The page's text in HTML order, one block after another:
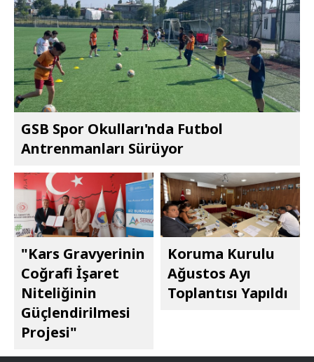
GSB Spor Okulları'nda Futbol
Antrenmanları Sürüyor
"Kars Gravyerinin
Coğrafi İşaret
Niteliğinin
Güçlendirilmesi
Projesi"
Koruma Kurulu
Ağustos Ayı
Toplantısı Yapıldı